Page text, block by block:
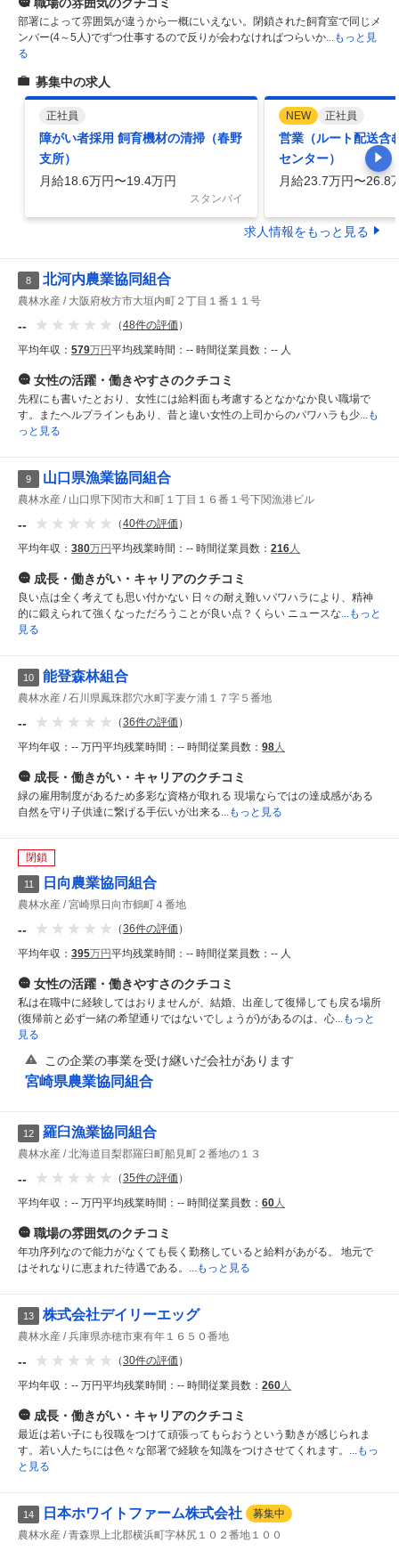
部署によって雰囲気が違うから一概にいえない。閉鎖された飼育室で同じメ
ンバー(4～5人)でずつ仕事するので反りが会わなければつらいか...もっと見
る
募集中の求人
正社員
障がい者採用 飼育機材の清掃（春野
支所）
月給18.6万円〜19.4万円
スタンバイ
NEW 正社員
営業（ルート配送含
センター）
月給23.7万円〜26.8
求人情報をもっと見る
8 北河内農業協同組合
農林水産 大阪府枚方市大垣内町２丁目１番１１号
-- （48件の評価 ）
平均年収： 579万円平均残業時間： -- 時間従業員数： -- 人
女性の活躍・働きやすさのクチコミ
先程にも書いたとおり、女性には給料面も考慮するとなかなか良い職場で
す。またヘルプラインもあり、昔と違い女性の上司からのパワハラも少...も
っと見る
9 山口県漁業協同組合
農林水産 山口県下関市大和町１丁目１６番１号下関漁港ビル
-- （40件の評価 ）
平均年収： 380万円平均残業時間： -- 時間従業員数： 216人
成長・働きがい・キャリアのクチコミ
良い点は全く考えても思い付かない 日々の耐え難いパワハラにより、精神
的に鍛えられて強くなっただろうことが良い点？くらい ニュースな...もっと
見る
10 能登森林組合
農林水産 石川県鳳珠郡穴水町字麦ケ浦１７字５番地
-- （36件の評価 ）
平均年収： -- 万円平均残業時間： -- 時間従業員数： 98人
成長・働きがい・キャリアのクチコミ
緑の雇用制度があるため多彩な資格が取れる 現場ならではの達成感がある
自然を守り子供達に繋げる手伝いが出来る...もっと見る
閉鎖
11 日向農業協同組合
農林水産 宮崎県日向市鶴町４番地
-- （36件の評価 ）
平均年収： 395万円平均残業時間： -- 時間従業員数： -- 人
女性の活躍・働きやすさのクチコミ
私は在職中に経験してはおりませんが、結婚、出産して復帰しても戻る場所
(復帰前と必ず一緒の希望通りではないでしょうが)があるのは、心...もっと
見る
この企業の事業を受け継いだ会社があります
宮崎県農業協同組合
12 羅臼漁業協同組合
農林水産 北海道目梨郡羅臼町船見町２番地の１３
-- （35件の評価 ）
平均年収： -- 万円平均残業時間： -- 時間従業員数： 60人
職場の雰囲気のクチコミ
年功序列なので能力がなくても長く勤務していると給料があがる。 地元で
はそれなりに恵まれた待遇である。 ...もっと見る
13 株式会社デイリーエッグ
農林水産 兵庫県赤穂市東有年１６５０番地
-- （30件の評価 ）
平均年収： -- 万円平均残業時間： -- 時間従業員数： 260人
成長・働きがい・キャリアのクチコミ
最近は若い子にも役職をつけて頑張ってもらおうという動きが感じられま
す。若い人たちには色々な部署で経験を知識をつけさせてくれます。 ...もっ
と見る
14 日本ホワイトファーム株式会社
募集中
農林水産
青森県上北郡横浜町字林尻１０２番地１００